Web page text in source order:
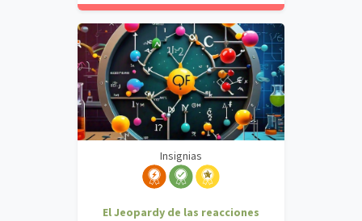
Insignias
El Jeopardy de las reacciones